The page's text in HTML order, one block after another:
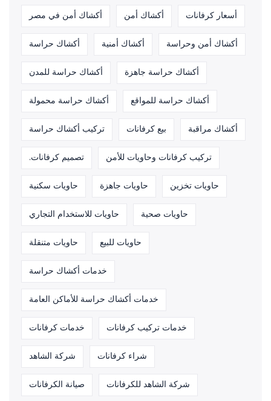
أسعار كرفانات أكشاك أمن أكشاك أمن في مصر
أكشاك أمن وحراسة أكشاك أمنية أكشاك حراسة
أكشاك حراسة جاهزة أكشاك حراسة للمدن
أكشاك حراسة للمواقع أكشاك حراسة محمولة
أكشاك مراقبة بيع كرفانات تركيب أكشاك حراسة
تركيب كرفانات وحاويات للأمن تصميم كرفانات.
حاويات تخزين حاويات جاهزة حاويات سكنية
حاويات صحية حاويات للاستخدام التجاري
حاويات للبيع حاويات متنقلة
خدمات أكشاك حراسة
خدمات أكشاك حراسة للأماكن العامة
خدمات تركيب كرفانات خدمات كرفانات
شراء كرفانات شركة الشاهد
شركة الشاهد للكرفانات صيانة الكرفانات